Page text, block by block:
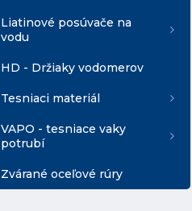
Liatinové posúvače na
vodu
HD - Držiaky vodomerov
Tesniaci materiál
VAPO - tesniace vaky
potrubí
Zvárané oceľové rúry